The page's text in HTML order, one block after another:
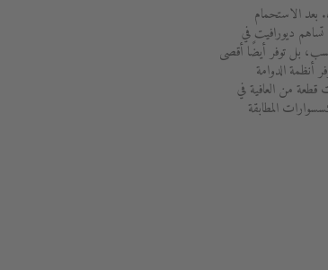
بعد الاستحمام
ديورافيت في
بل توفر أيضًا أقصى
أنظمة الدوامة
قطعة من العافية في
المطابقة